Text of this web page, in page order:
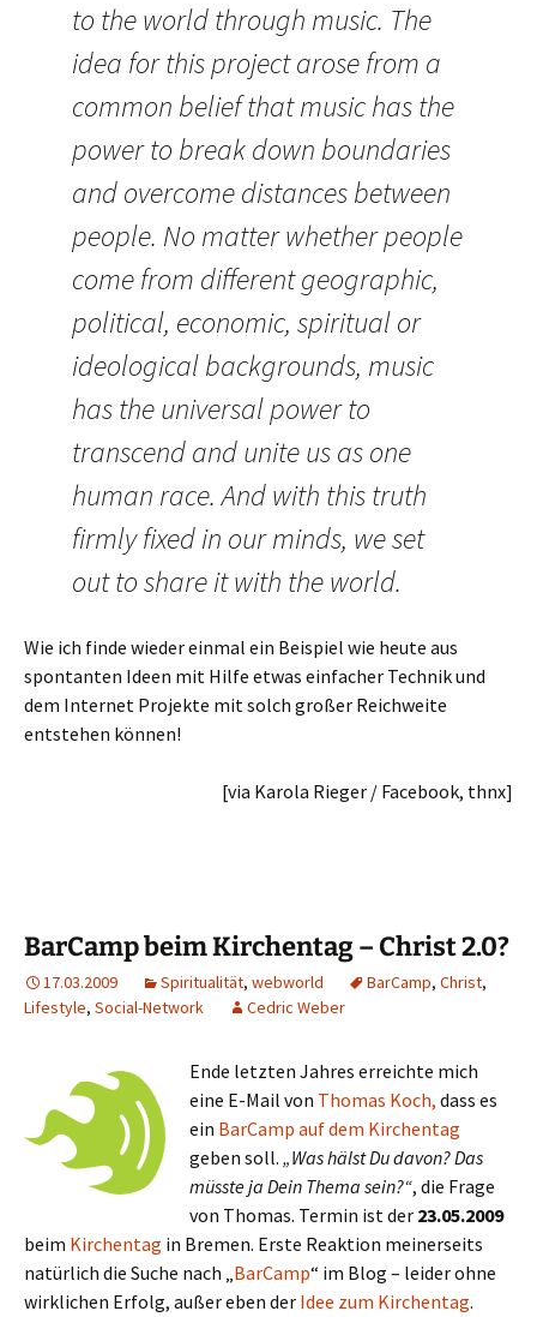
to the world through music. The
idea for this project arose from a
common belief that music has the
power to break down boundaries
and overcome distances between
people. No matter whether people
come from different geographic,
political, economic, spiritual or
ideological backgrounds, music
has the universal power to
transcend and unite us as one
human race. And with this truth
firmly fixed in our minds, we set
out to share it with the world.
Wie ich finde wieder einmal ein Beispiel wie heute aus
spontanten Ideen mit Hilfe etwas einfacher Technik und
dem Internet Projekte mit solch großer Reichweite
entstehen können!
[via Karola Rieger / Facebook, thnx]
BarCamp beim Kirchentag – Christ 2.0?
17.03.2009 Spiritualität, webworld BarCamp, Christ,
Lifestyle, Social-Network Cedric Weber
Ende letzten Jahres erreichte mich
eine E-Mail von Thomas Koch, dass es
ein BarCamp auf dem Kirchentag
geben soll. „Was hälst Du davon? Das
müsste ja Dein Thema sein?“, die Frage
von Thomas. Termin ist der 23.05.2009
beim Kirchentag in Bremen. Erste Reaktion meinerseits
natürlich die Suche nach „BarCamp“ im Blog – leider ohne
wirklichen Erfolg, außer eben der Idee zum Kirchentag.